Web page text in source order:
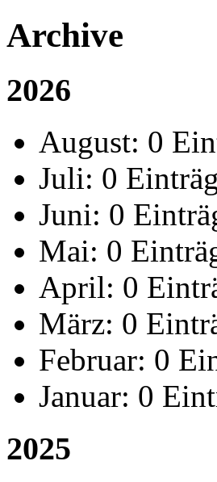
Archive
2026
August: 0
Juli: 0
Juni: 0
Mai: 0
April: 0
März: 0
Februar: 0
Januar: 0
2025